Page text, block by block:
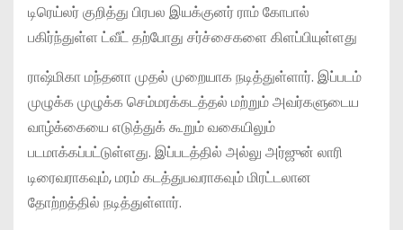
டிரெய்லர் குறித்து பிரபல இயக்குனர் ராம் கோபால்
பகிர்ந்துள்ள ட்வீட் தற்போது சர்ச்சைகளை கிளப்பியுள்ளது
ராஷ்மிகா மந்தனா முதல் முறையாக நடித்துள்ளார். இப்படம்
முழுக்க முழுக்க செம்மரக்கடத்தல் மற்றும் அவர்களுடைய
வாழ்க்கையை எடுத்துக் கூறும் வகையிலும்
படமாக்கப்பட்டுள்ளது. இப்படத்தில் அல்லு அர்ஜுன் லாரி
டிரைவராகவும், மரம் கடத்துபவராகவும் மிரட்டலான
தோற்றத்தில் நடித்துள்ளார்.